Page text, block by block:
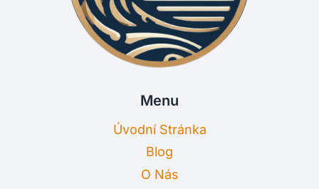
Menu
Úvodní Stránka
Blog
O Nás